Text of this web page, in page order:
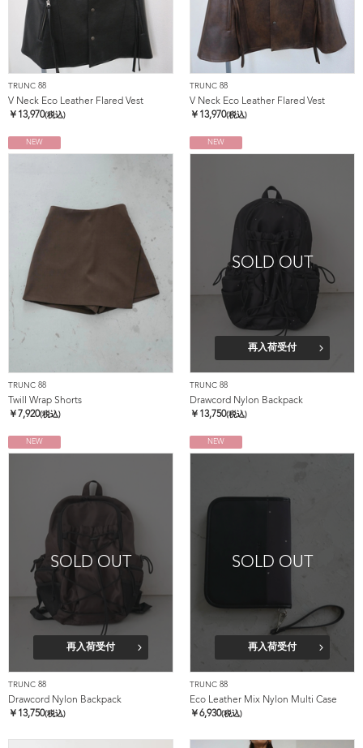
TRUNC 88
V Neck Eco Leather Flared Vest
￥ 13,970(税込)
TRUNC 88
V Neck Eco Leather Flared Vest
￥ 13,970(税込)
NEW
TRUNC 88
Twill Wrap Shorts
￥ 7,920(税込)
NEW
SOLD OUT
再入荷受付
TRUNC 88
Drawcord Nylon Backpack
￥ 13,750(税込)
NEW
SOLD OUT
再入荷受付
TRUNC 88
Drawcord Nylon Backpack
￥ 13,750(税込)
NEW
SOLD OUT
再入荷受付
TRUNC 88
Eco Leather Mix Nylon Multi Case
￥6,930(税込)